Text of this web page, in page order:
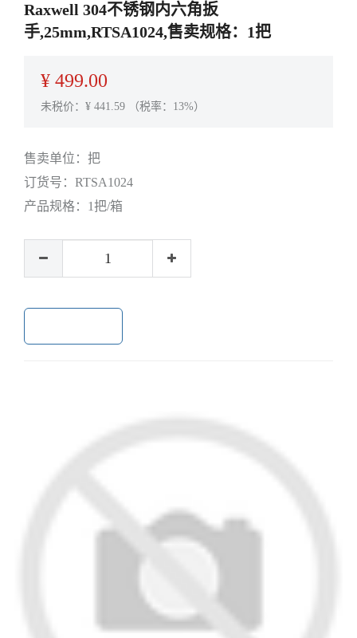
Raxwell 304不锈钢内六角扳
手,25mm,RTSA1024,售卖规格：1把
¥ 499.00
未税价：¥ 441.59 （税率：13%）
售卖单位： 把
订货号： RTSA1024
产品规格： 1把/箱